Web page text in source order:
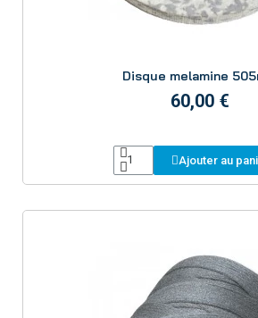
Disque melamine
60,00 €
Ajouter au